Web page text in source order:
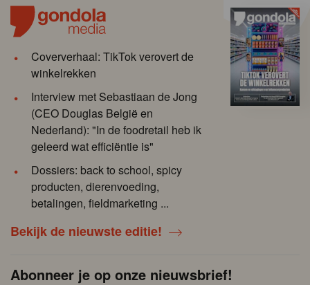
Coververhaal: TikTok verovert de
winkelrekken
Interview met Sebastiaan de Jong
(CEO Douglas België en
Nederland): "In de foodretail heb ik
geleerd wat efficiëntie is"
Dossiers: back to school, spicy
producten, dierenvoeding,
betalingen, fieldmarketing ...
Bekijk de nieuwste editie!
Abonneer je op onze nieuwsbrief!